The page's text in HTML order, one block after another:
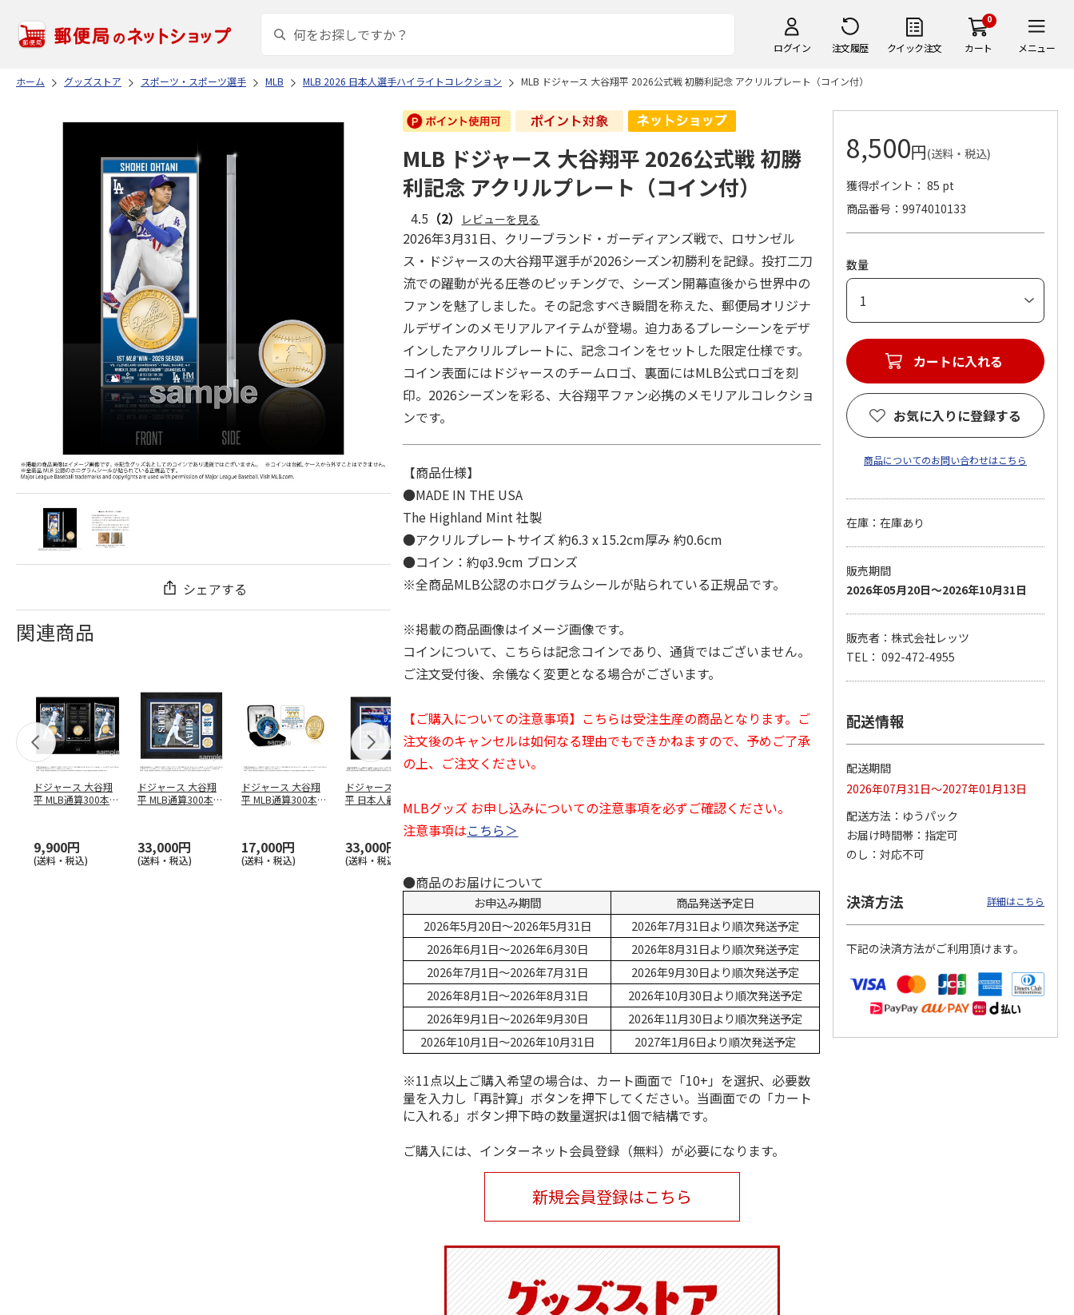
ログイン 注文履歴 クイック注文
0
カート メニュー
ホーム グッズストア スポーツ・スポーツ選手 MLB MLB 2026 日本人選手ハイライトコレクション MLB ドジャース 大谷翔平 2026公式戦 初勝利記念 アクリルプレート（コイン付）
シェアする
関連商品
ドジャース 大谷翔
平 MLB通算300本塁
9,900円
(送料・税込)
ドジャース 大谷翔
平 MLB通算300本塁
33,000円
(送料・税込)
ドジャース 大谷翔
平 MLB通算300本塁
17,000円
(送料・税込)
ドジャース 大谷翔
平 日本人最多53試
合連続出塁記念 ダ
33,000円
(送料・税込)
谷翔平 2026 NL 3・
4月投手…
平 日本人最多53試
合連続出塁記念 コ
谷翔平・山本由伸・
佐々木朗希 日本人 …
4月投手
ドジャース 大谷翔
合連続出塁記念 シ
ル…
17,000円
(送料・税込)
MLB ドジャース 大
MLB ドジャース 大谷翔平 2026公式戦 初勝
利記念 アクリルプレート（コイン付）
4.5 （2） レビューを見る
2026年3月31日、クリーブランド・ガーディアンズ戦で、ロサンゼル
ス・ドジャースの大谷翔平選手が2026シーズン初勝利を記録。投打二刀
流での躍動が光る圧巻のピッチングで、シーズン開幕直後から世界中の
ファンを魅了しました。その記念すべき瞬間を称えた、郵便局オリジナ
ルデザインのメモリアルアイテムが登場。迫力あるプレーシーンをデザ
インしたアクリルプレートに、記念コインをセットした限定仕様です。
コイン表面にはドジャースのチームロゴ、裏面にはMLB公式ロゴを刻
印。2026シーズンを彩る、大谷翔平ファン必携のメモリアルコレクショ
ンです。
【商品仕様】
●MADE IN THE USA
The Highland Mint 社製
●アクリルプレートサイズ 約6.3 x 15.2cm厚み 約0.6cm
●コイン：約φ3.9cm ブロンズ
※全商品MLB公認のホログラムシールが貼られている正規品です。
※掲載の商品画像はイメージ画像です。
コインについて、こちらは記念コインであり、通貨ではございません。
ご注文受付後、余儀なく変更となる場合がございます。
【ご購入についての注意事項】こちらは受注生産の商品となります。ご
注文後のキャンセルは如何なる理由でもできかねますので、予めご了承
の上、ご注文ください。
MLBグッズ お申し込みについての注意事項を必ずご確認ください。
注意事項はこちら＞
●商品のお届けについて
お申込み期間
商品発送予定日
2026年5月20日～2026年5月31日
2026年7月31日より順次発送予定
2026年6月1日～2026年6月30日
2026年8月31日より順次発送予定
2026年7月1日～2026年7月31日
2026年9月30日より順次発送予定
2026年8月1日～2026年8月31日
2026年10月30日より順次発送予定
2026年9月1日～2026年9月30日
2026年11月30日より順次発送予定
2026年10月1日～2026年10月31日
2027年1月6日より順次発送予定
※11点以上ご購入希望の場合は、カート画面で「10+」を選択、必要数
量を入力し「再計算」ボタンを押下してください。当画面での「カート
に入れる」ボタン押下時の数量選択は1個で結構です。
ご購入には、インターネット会員登録（無料）が必要になります。
新規会員登録はこちら
8,500円(送料・税込)
獲得ポイント： 85 pt
商品番号
9974010133
数量
お気に入りに登録する
商品についてのお問い合わせはこちら
在庫：在庫あり
販売期間
2026年05月20日～2026年10月31日
販売者：株式会社レッツ
TEL： 092-472-4955
配送情報
配送期間
2026年07月31日～2027年01月13日
配送方法
ゆうパック
お届け時間帯
指定可
のし
対応不可
決済方法 詳細はこちら
下記の決済方法がご利用頂けます。